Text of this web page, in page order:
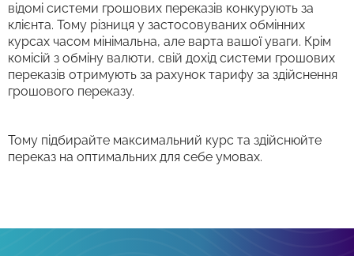
відомі системи грошових переказів конкурують за
клієнта. Тому різниця у застосовуваних обмінних
курсах часом мінімальна, але варта вашої уваги. Крім
комісій з обміну валюти, свій дохід системи грошових
переказів отримують за рахунок тарифу за здійснення
грошового переказу.
Тому підбирайте максимальний курс та здійснюйте
переказ на оптимальних для себе умовах.